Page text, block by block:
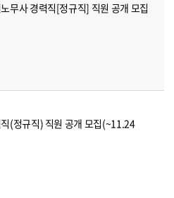
무사 경력직[정규직] 직원 공개 모집
(정규직) 직원 공개 모집(~11.24